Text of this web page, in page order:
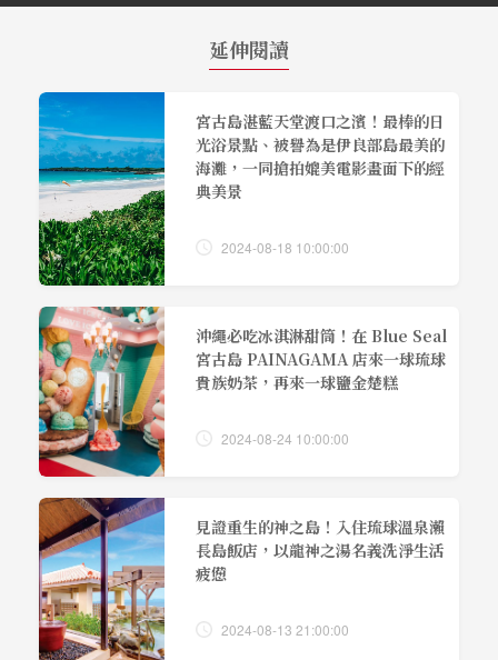
延伸閱讀
宮古島湛藍天堂渡口之濱！最棒的日
光浴景點、被譽為是伊良部島最美的
海灘，一同搶拍媲美電影畫面下的經
典美景
2024-08-18 10:00:00
沖繩必吃冰淇淋甜筒！在 Blue Seal
宮古島 PAINAGAMA 店來一球琉球
貴族奶茶，再來一球鹽金楚糕
2024-08-24 10:00:00
見證重生的神之島！入住琉球溫泉瀨
長島飯店，以龍神之湯名義洗淨生活
疲憊
2024-08-13 21:00:00